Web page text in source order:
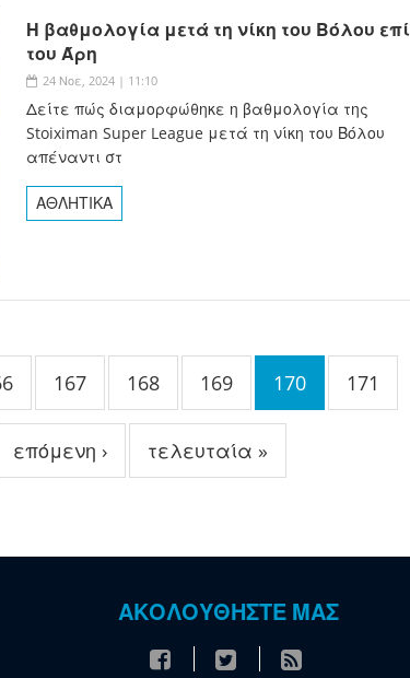
Η βαθμολογία μετά τη νίκη του Βόλου επί
του Άρη
24 Νοε, 2024 | 11:10
Δείτε πώς διαμορφώθηκε η βαθμολογία της
Stoiximan Super League μετά τη νίκη του Βόλου
απέναντι στ
ΑΘΛΗΤΙΚΑ
167 168 169 170 171
επόμενη › τελευταία »
ΑΚΟΛΟΥΘΗΣΤΕ ΜΑΣ